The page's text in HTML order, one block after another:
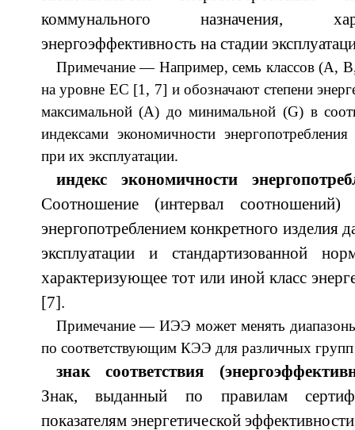
коммунального назначения,
энергоэффективность на стадии
Примечание — Например, семь классов (А,
на уровне ЕС [1, 7] и обозначают степени
максимальной (А) до минимальной (G) в
индексами экономичности
при их эксплуатации.
индекс экономичности
Соотношение (интервал соотношений)
энергопотреблением конкретного изделия
эксплуатации и стандартизованной
характеризующее тот или иной класс
[7].
Примечание — ИЭЭ может менять диапазоны
по соответствующим КЭЭ для различных групп
знак соответствия
Знак, выданный по правилам
показателям энергетической